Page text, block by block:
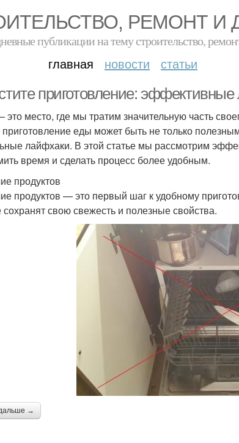
РЕМОНТ И
публикации на тему строительство,
главная новости статьи
приготовление:
это место, где мы тратим значительную часть
еды может быть не только
лайфхаки. В этой статье мы рассмотрим
время и сделать процесс более удобным.
продуктов
продуктов — это первый шаг к удобному
свою свежесть и полезные свойства.
→